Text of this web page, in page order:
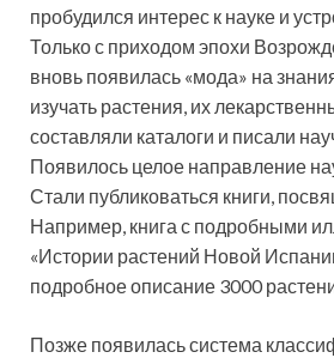
пробудился интерес к науке и
Только с приходом эпохи
вновь появилась «мода» на
изучать растения, их
составляли каталоги и писали
Появилось целое направление
Стали публиковаться книги,
Например, книга с подробными
«Истории растений Новой
подробное описание 3000
Позже появилась система